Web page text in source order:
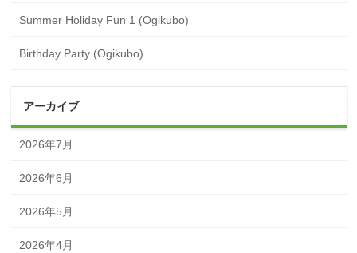
Summer Holiday Fun 1 (Ogikubo)
Birthday Party (Ogikubo)
アーカイブ
2026年7月
2026年6月
2026年5月
2026年4月